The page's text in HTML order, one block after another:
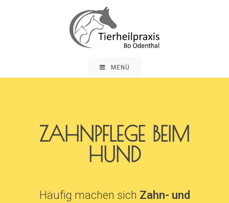
MENÜ
ZAHNPFLEGE BEIM
HUND
Häufig machen sich Zahn- und